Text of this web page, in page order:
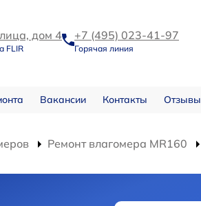
дом 4
FLIR
+7 (495) 023-41-97
Горячая линия
Вакансии Контакты Отзывы
Ремонт влагомера MR160